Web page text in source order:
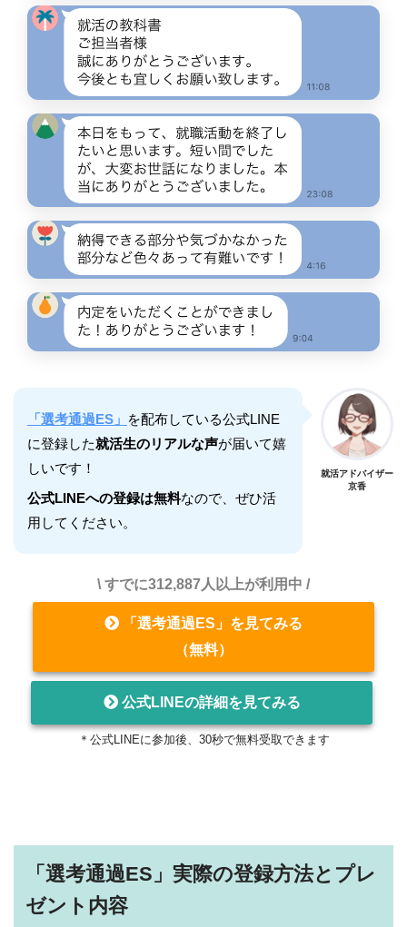
「選考通過ES」 を配布している公式LINE
に登録した就活生のリアルな声が届いて嬉
しいです！
公式LINEへの登録は無料なので、ぜひ活
用してください。
就活アドバイザー
京香
\ すでに312,887人以上が利用中 /
「選考通過ES」を見てみる
（無料）
公式LINEの詳細を見てみる
＊公式LINEに参加後、30秒で無料受取できます
「選考通過ES」実際の登録方法とプレ
ゼント内容